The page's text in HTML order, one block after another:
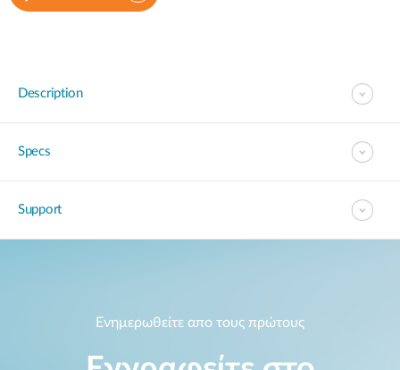
Description
Specs
Support
Ενημερωθείτε απο τους πρώτους